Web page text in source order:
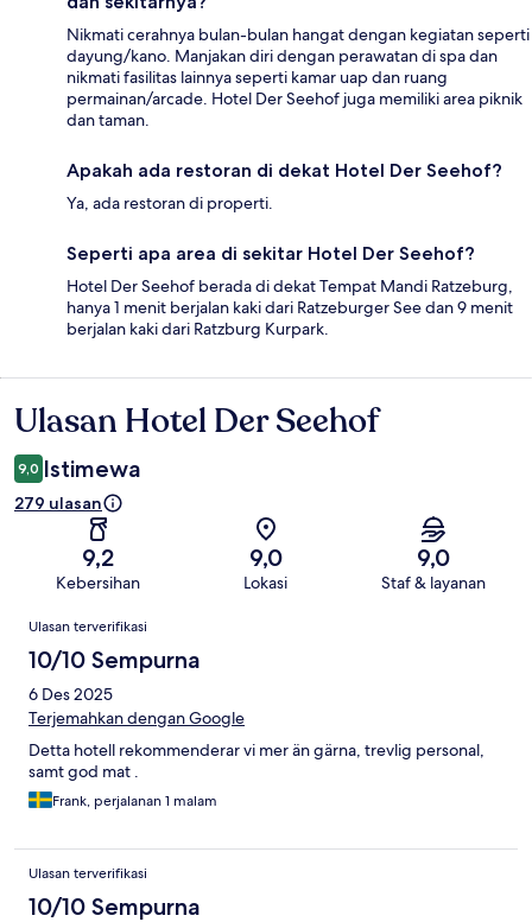
Nikmati cerahnya bulan-bulan hangat dengan kegiatan seperti
dayung/kano. Manjakan diri dengan perawatan di spa dan
nikmati fasilitas lainnya seperti kamar uap dan ruang
permainan/arcade. Hotel Der Seehof juga memiliki area piknik
dan taman.
Apakah ada restoran di dekat Hotel Der Seehof?
Ya, ada restoran di properti.
Seperti apa area di sekitar Hotel Der Seehof?
Hotel Der Seehof berada di dekat Tempat Mandi Ratzeburg,
hanya 1 menit berjalan kaki dari Ratzeburger See dan 9 menit
berjalan kaki dari Ratzburg Kurpark.
Ulasan
Ulasan Hotel Der Seehof
9,0 Istimewa
279 ulasan
9,2
Kebersihan
9,0
Lokasi
9,0
Staf & layanan
Ulasan
Ulasan terverifikasi
10/10 Sempurna
6 Des 2025
Terjemahkan dengan Google
Detta hotell rekommenderar vi mer än gärna, trevlig personal,
samt god mat .
Frank, perjalanan 1 malam
Ulasan terverifikasi
10/10 Sempurna